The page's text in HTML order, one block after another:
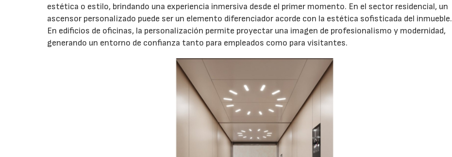
estética o estilo, brindando una experiencia inmersiva desde el primer momento. En el sector residencial, un
ascensor personalizado puede ser un elemento diferenciador acorde con la estética sofisticada del inmueble.
En edificios de oficinas, la personalización permite proyectar una imagen de profesionalismo y modernidad,
generando un entorno de confianza tanto para empleados como para visitantes.